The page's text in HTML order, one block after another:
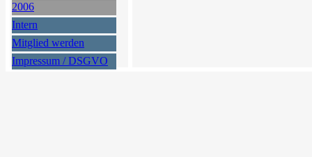
2006
Intern
Mitglied werden
Impressum / DSGVO